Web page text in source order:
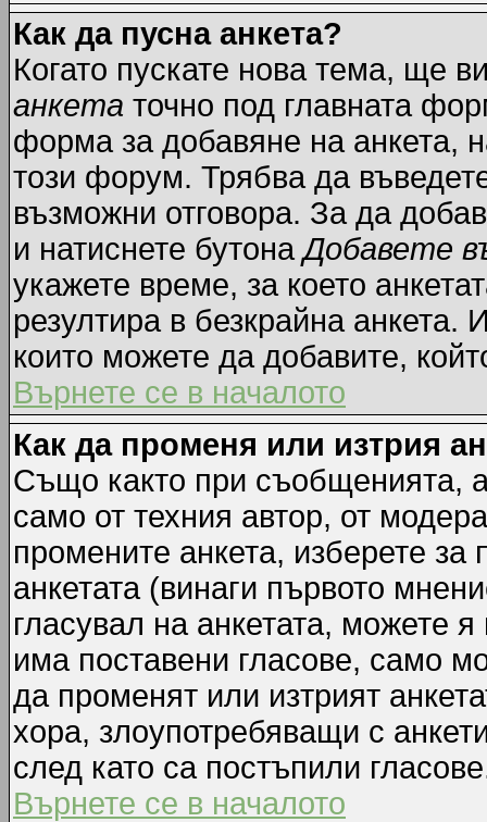
Как да пусна анкета?
Когато пускате нова тема, ще
анкета точно под главната
форма за добавяне на анкета,
този форум. Трябва да
възможни отговора. За да
и натиснете бутонаДобавете
укажете време, за което
резултира в безкрайна
които можете да добавите,
Върнете се в началото
Как да променя или изтрия
Също както при съобщенията,
само от техния автор, от
промените анкета, изберете
анкетата (винаги първото
гласувал на анкетата, можете
има поставени гласове, само
да променят или изтрият
хора, злоупотребяващи с
след като са постъпили
Върнете се в началото